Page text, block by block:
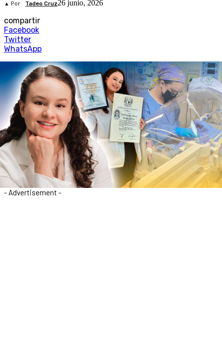
▲ Por Tadeo Cruz26 junio, 2026
compartir
Facebook
Twitter
WhatsApp
- Advertisement -